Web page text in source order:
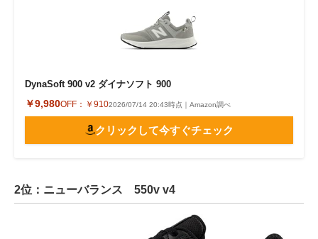
DynaSoft 900 v2 ダイナソフト 900
￥9,980OFF： ￥9102026/07/14 20:43時点｜Amazon調べ
クリックして今すぐチェック
2位：ニューバランス 550v v4